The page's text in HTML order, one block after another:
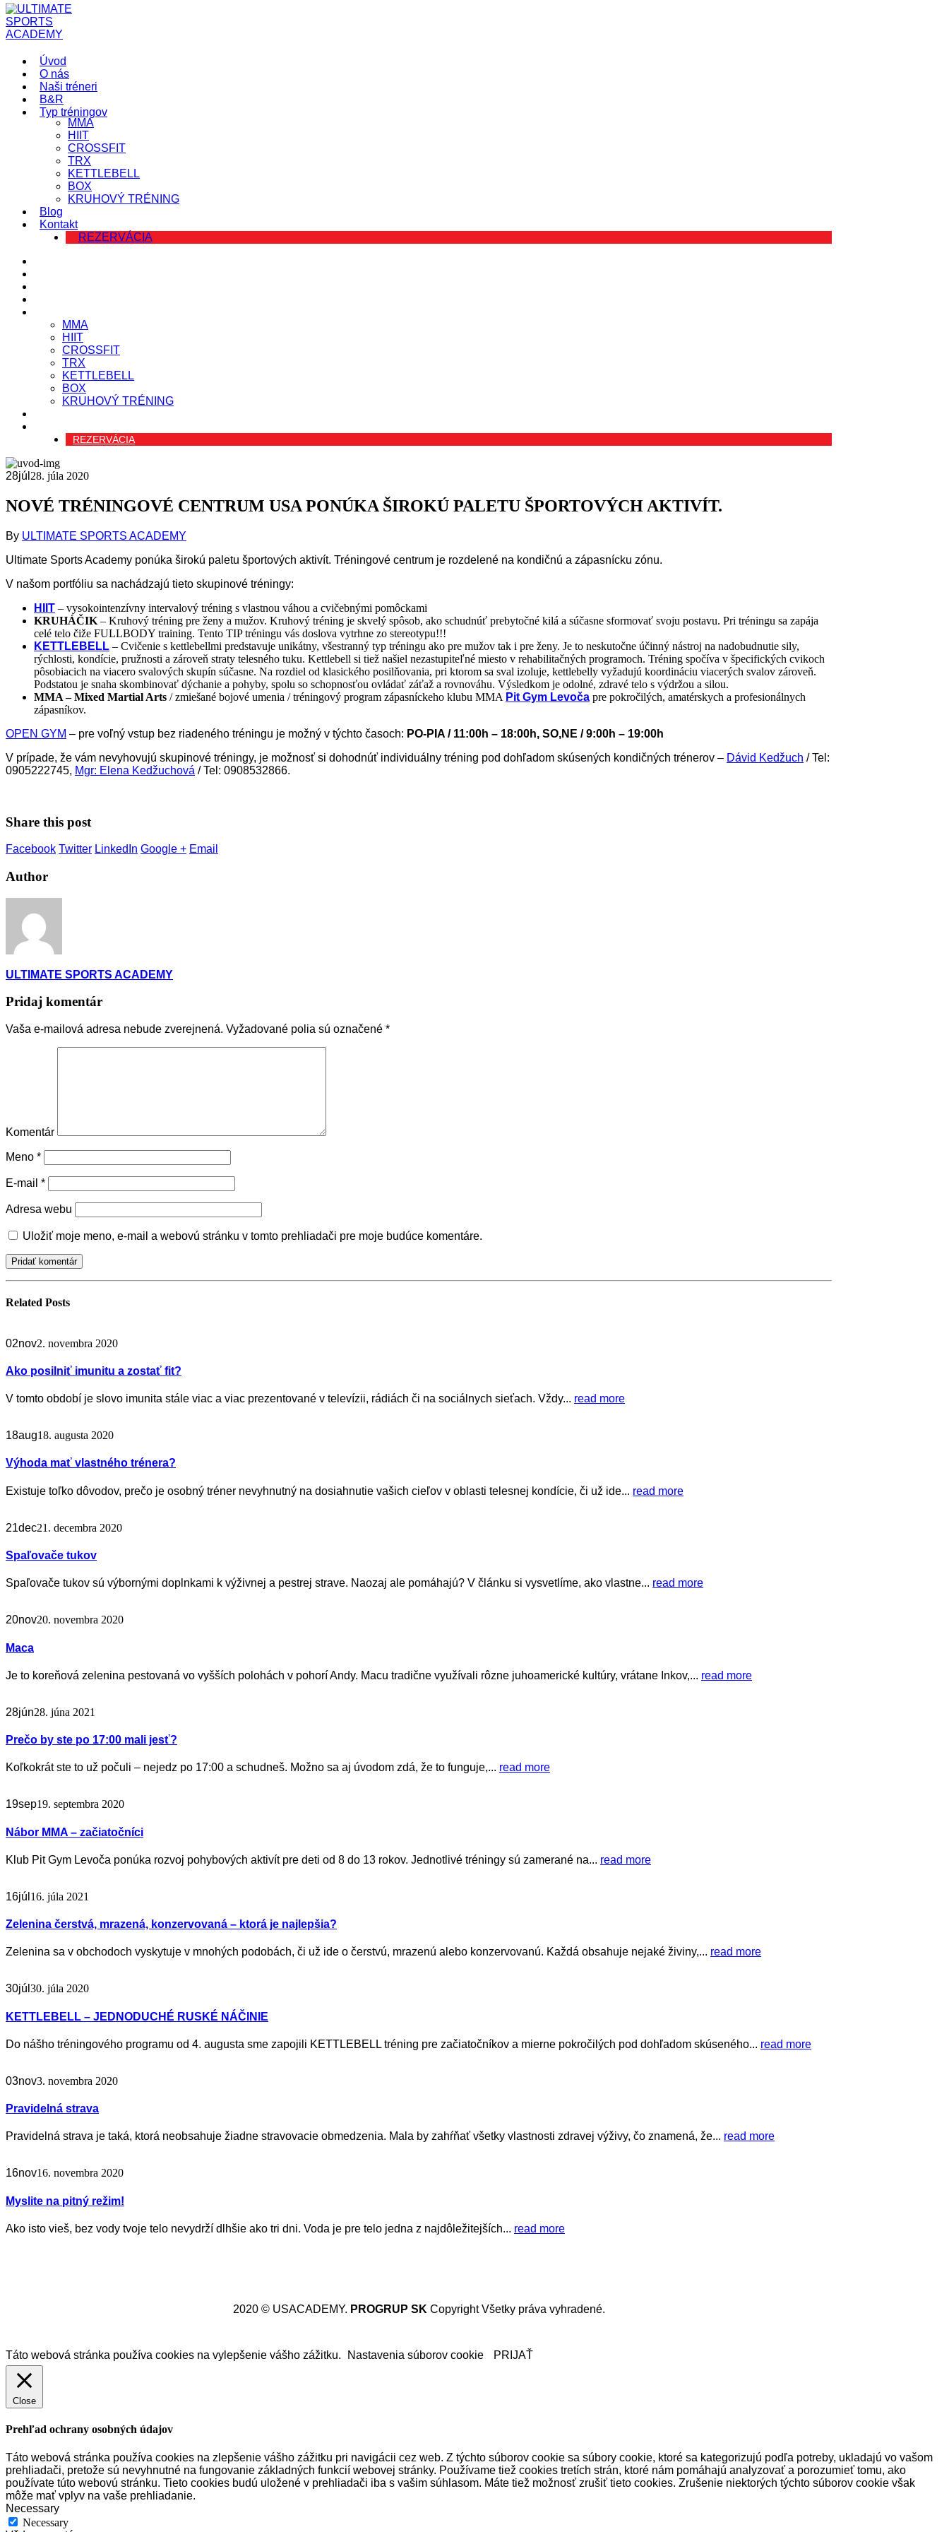
Úvod
O nás
Naši tréneri
B&R
Typ tréningov
MMA
HIIT
CROSSFIT
TRX
KETTLEBELL
BOX
KRUHOVÝ TRÉNING
Blog
Kontakt
REZERVÁCIA
MMA
HIIT
CROSSFIT
TRX
KETTLEBELL
BOX
KRUHOVÝ TRÉNING
REZERVÁCIA
28júl 28. júla 2020
NOVÉ TRÉNINGOVÉ CENTRUM USA PONÚKA ŠIROKÚ PALETU ŠPORTOVÝCH AKTIVÍT.
By ULTIMATE SPORTS ACADEMY
Ultimate Sports Academy ponúka širokú paletu športových aktivít. Tréningové centrum je rozdelené na kondičnú a zápasnícku zónu.
V našom portfóliu sa nachádzajú tieto skupinové tréningy:
HIIT – vysokointenzívny intervalový tréning s vlastnou váhou a cvičebnými pomôckami
KRUHÁČIK – Kruhový tréning pre ženy a mužov. Kruhový tréning je skvelý spôsob, ako schudnúť prebytočné kilá a súčasne sformovať svoju postavu. Pri tréningu sa zapája
celé telo čiže FULLBODY training. Tento TIP tréningu vás doslova vytrhne zo stereotypu!!!
KETTLEBELL – Cvičenie s kettlebellmi predstavuje unikátny, všestranný typ tréningu ako pre mužov tak i pre ženy. Je to neskutočne účinný nástroj na nadobudnutie sily,
rýchlosti, kondície, pružnosti a zároveň straty telesného tuku. Kettlebell si tiež našiel nezastupiteľné miesto v rehabilitačných programoch. Tréning spočíva v špecifických cvikoch
pôsobiacich na viacero svalových skupín súčasne. Na rozdiel od klasického posilňovania, pri ktorom sa sval izoluje, kettlebelly vyžadujú koordináciu viacerých svalov zároveň.
Podstatou je snaha skombinovať dýchanie a pohyby, spolu so schopnosťou ovládať záťaž a rovnováhu. Výsledkom je odolné, zdravé telo s výdržou a silou.
MMA – Mixed Martial Arts / zmiešané bojové umenia / tréningový program zápasníckeho klubu MMA Pit Gym Levoča pre pokročilých, amatérskych a profesionálnych
zápasníkov.
OPEN GYM – pre voľný vstup bez riadeného tréningu je možný v týchto časoch: PO-PIA / 11:00h – 18:00h, SO,NE / 9:00h – 19:00h
V prípade, že vám nevyhovujú skupinové tréningy, je možnosť si dohodnúť individuálny tréning pod dohľadom skúsených kondičných trénerov – Dávid Kedžuch / Tel:
0905222745, Mgr: Elena Kedžuchová / Tel: 0908532866.
Share this post
Facebook Twitter LinkedIn Google + Email
Author
ULTIMATE SPORTS ACADEMY
Pridaj komentár
Vaša e-mailová adresa nebude zverejnená. Vyžadované polia sú označené *
Komentár
Meno *
E-mail *
Adresa webu
Uložiť moje meno, e-mail a webovú stránku v tomto prehliadači pre moje budúce komentáre.
Related Posts
02nov2. novembra 2020
Ako posilniť imunitu a zostať fit?
V tomto období je slovo imunita stále viac a viac prezentované v televízii, rádiách či na sociálnych sieťach. Vždy... read more
18aug18. augusta 2020
Výhoda mať vlastného trénera?
Existuje toľko dôvodov, prečo je osobný tréner nevyhnutný na dosiahnutie vašich cieľov v oblasti telesnej kondície, či už ide... read more
21dec21. decembra 2020
Spaľovače tukov
Spaľovače tukov sú výbornými doplnkami k výživnej a pestrej strave. Naozaj ale pomáhajú? V článku si vysvetlíme, ako vlastne... read more
20nov20. novembra 2020
Maca
Je to koreňová zelenina pestovaná vo vyšších polohách v pohorí Andy. Macu tradične využívali rôzne juhoamerické kultúry, vrátane Inkov,... read more
28jún28. júna 2021
Prečo by ste po 17:00 mali jesť?
Koľkokrát ste to už počuli – nejedz po 17:00 a schudneš. Možno sa aj úvodom zdá, že to funguje,... read more
19sep19. septembra 2020
Nábor MMA – začiatočníci
Klub Pit Gym Levoča ponúka rozvoj pohybových aktivít pre deti od 8 do 13 rokov. Jednotlivé tréningy sú zamerané na... read more
16júl 16. júla 2021
Zelenina čerstvá, mrazená, konzervovaná – ktorá je najlepšia?
Zelenina sa v obchodoch vyskytuje v mnohých podobách, či už ide o čerstvú, mrazenú alebo konzervovanú. Každá obsahuje nejaké živiny,... read more
30júl 30. júla 2020
KETTLEBELL – JEDNODUCHÉ RUSKÉ NÁČINIE
Do nášho tréningového programu od 4. augusta sme zapojili KETTLEBELL tréning pre začiatočníkov a mierne pokročilých pod dohľadom skúseného... read more
03nov3. novembra 2020
Pravidelná strava
Pravidelná strava je taká, ktorá neobsahuje žiadne stravovacie obmedzenia. Mala by zahŕňať všetky vlastnosti zdravej výživy, čo znamená, že... read more
16nov16. novembra 2020
Myslite na pitný režim!
Ako isto vieš, bez vody tvoje telo nevydrží dlhšie ako tri dni. Voda je pre telo jedna z najdôležitejších... read more
2020 © USACADEMY. PROGRUP SK Copyright Všetky práva vyhradené.
Táto webová stránka používa cookies na vylepšenie vášho zážitku. Nastavenia súborov cookie PRIJAŤ
Close
Prehľad ochrany osobných údajov
Táto webová stránka používa cookies na zlepšenie vášho zážitku pri navigácii cez web. Z týchto súborov cookie sa súbory cookie, ktoré sa kategorizujú podľa potreby, ukladajú vo vašom
prehliadači, pretože sú nevyhnutné na fungovanie základných funkcií webovej stránky. Používame tiež cookies tretích strán, ktoré nám pomáhajú analyzovať a porozumieť tomu, ako
používate túto webovú stránku. Tieto cookies budú uložené v prehliadači iba s vašim súhlasom. Máte tiež možnosť zrušiť tieto cookies. Zrušenie niektorých týchto súborov cookie však
môže mať vplyv na vaše prehliadanie.
Necessary
Necessary